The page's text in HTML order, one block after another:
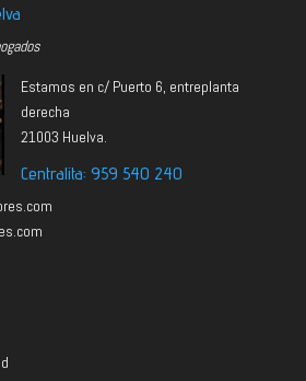
Estamos en c/ Puerto 6, entreplanta
derecha
21003 Huelva.
Centralita: 959 540 240